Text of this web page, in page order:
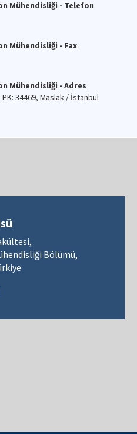
Mühendisliği - Telefon
Mühendisliği - Fax
Mühendisliği - Adres
34469, Maslak / İstanbul
Bölümü,